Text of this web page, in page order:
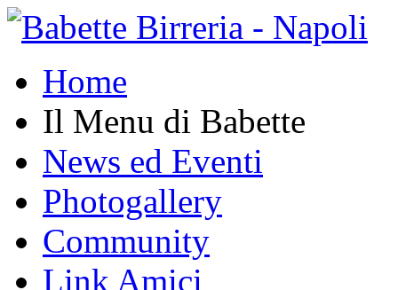
Home
Il Menu di Babette
News ed Eventi
Photogallery
Community
Link Amici